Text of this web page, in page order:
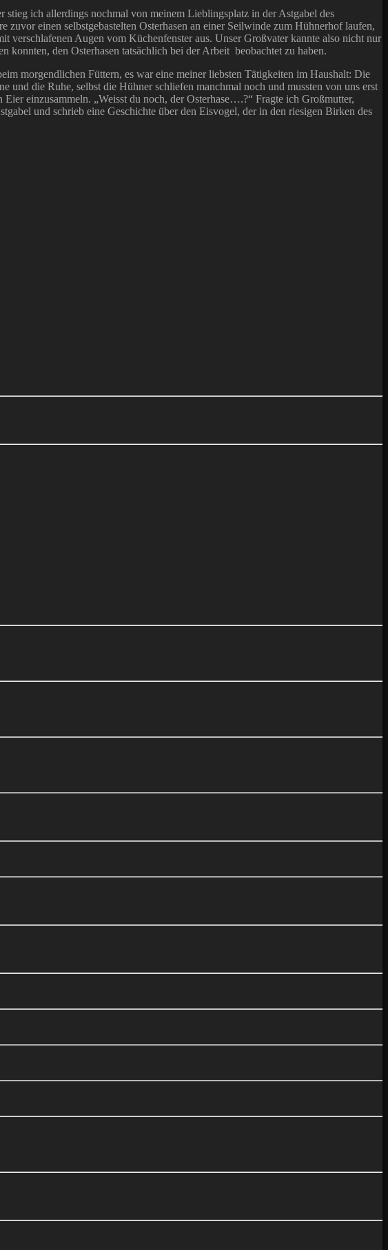
ich allerdings nochmal von meinem Lieblingsplatz in der Astgabel des
einen selbstgebastelten Osterhasen an einer Seilwinde zum Hühnerhof laufen,
verschlafenen Augen vom Küchenfenster aus. Unser Großvater kannte also nicht nur
konnten, den Osterhasen tatsächlich bei der Arbeit beobachtet zu haben.
morgendlichen Füttern, es war eine meiner liebsten Tätigkeiten im Haushalt: Die
und die Ruhe, selbst die Hühner schliefen manchmal noch und mussten von uns erst
einzusammeln. „Weisst du noch, der Osterhase….?“ Fragte ich Großmutter,
und schrieb eine Geschichte über den Eisvogel, der in den riesigen Birken des